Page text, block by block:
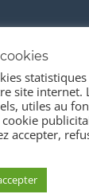
site internet.
utiles au
accepter,